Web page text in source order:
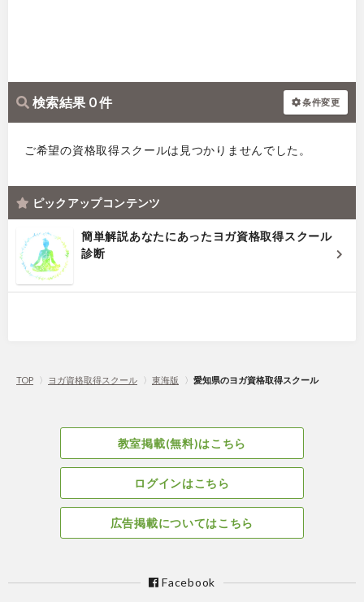
検索結果 0 件 条件変更
ご希望の資格取得スクールは見つかりませんでした。
ピックアップコンテンツ
簡単解説あなたにあったヨガ資格取得スクール
診断
TOP 〉 ヨガ資格取得スクール 〉 東海版 〉 愛知県のヨガ資格取得スクール
教室掲載(無料)はこちら
ログインはこちら
広告掲載についてはこちら
Facebook